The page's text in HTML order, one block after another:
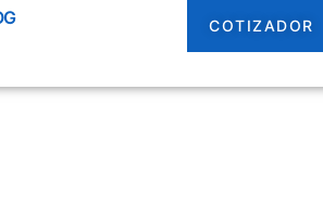
COTIZADOR